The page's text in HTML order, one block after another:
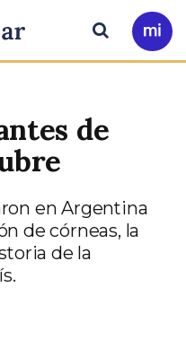
Ir
a
Buscar
de
en Argentina
de córneas, la
de la